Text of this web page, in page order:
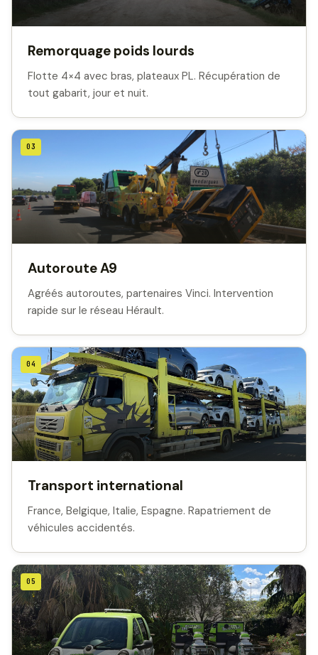
Remorquage poids lourds
Flotte 4×4 avec bras, plateaux PL. Récupération de
tout gabarit, jour et nuit.
03
Autoroute A9
Agréés autoroutes, partenaires Vinci. Intervention
rapide sur le réseau Hérault.
04
Transport international
France, Belgique, Italie, Espagne. Rapatriement de
véhicules accidentés.
05